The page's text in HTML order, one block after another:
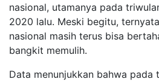
nasional, utamanya pada
2020 lalu. Meski begitu,
nasional masih terus bisa
bangkit memulih.
Data menunjukkan bahwa pada